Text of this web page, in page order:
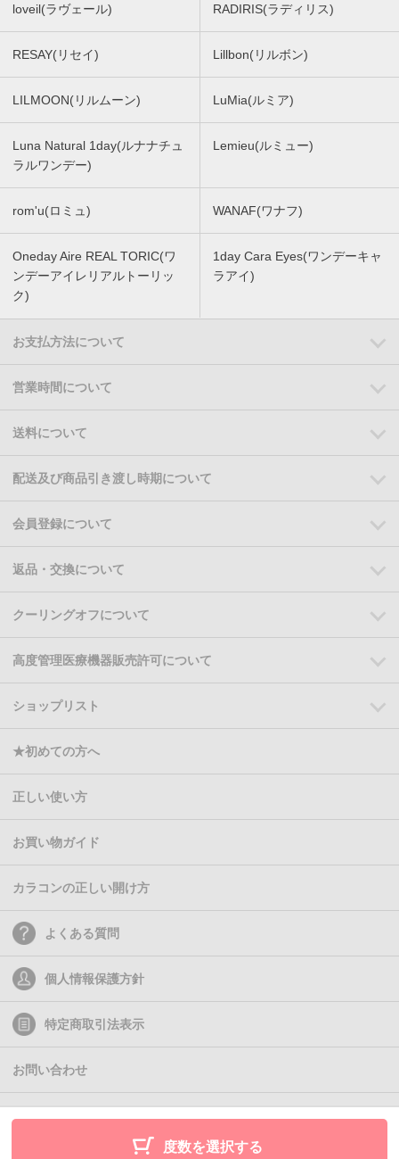
度数を選択する
loveil(ラヴェール) RADIRIS(ラディリス)
RESAY(リセイ) Lillbon(リルボン)
LILMOON(リルムーン) LuMia(ルミア)
Luna Natural 1day(ルナナチュ
ラルワンデー)
Lemieu(ルミュー)
rom'u(ロミュ) WANAF(ワナフ)
Oneday Aire REAL TORIC(ワ
ンデーアイレリアルトーリッ
ク)
1day Cara Eyes(ワンデーキャ
ラアイ)
お支払方法について
営業時間について
送料について
配送及び商品引き渡し時期について
会員登録について
返品・交換について
クーリングオフについて
高度管理医療機器販売許可について
ショップリスト
★初めての方へ
正しい使い方
お買い物ガイド
カラコンの正しい開け方
よくある質問
個人情報保護方針
特定商取引法表示
お問い合わせ
(C)2011- Queen Eyes